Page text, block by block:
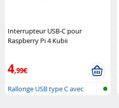
Interrupteur USB-C pour
Raspberry Pi 4 Kubii
4,99€
Rallonge USB type C avec